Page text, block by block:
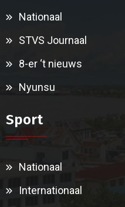
Nationaal
STVS Journaal
8-er ‘t nieuws
Nyunsu
Sport
Nationaal
Internationaal